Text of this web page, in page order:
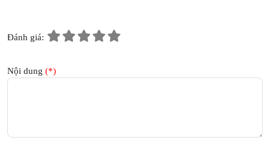
Đánh giá:
Nội dung (*)